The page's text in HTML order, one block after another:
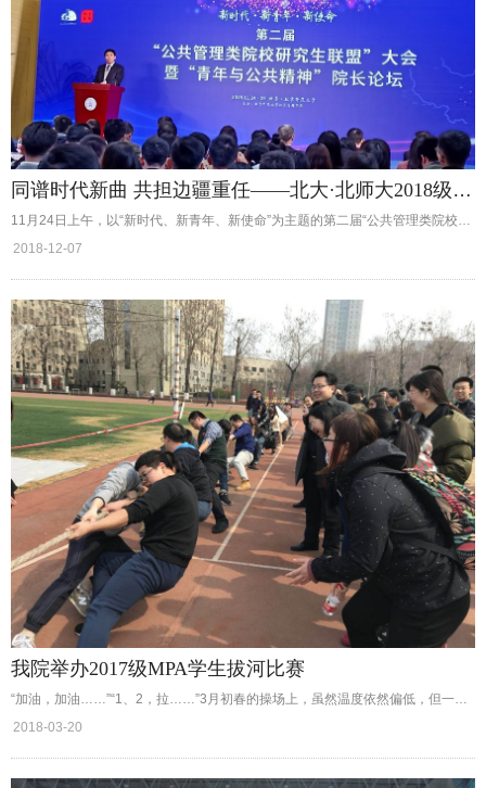
同谱时代新曲 共担边疆重任——北大·北师大2018级MPA新疆班共建活动
11月24日上午，以“新时代、新青年、新使命”为主题的第二届“公共管理类院校研究生联盟”大会，暨“青年与公共精神”院长论坛在北京师范大学昌平校区隆重开幕，来自北京大学、中国人民大学、浙江大学等8所高校的院长及全国30余所高校的近80名青年学者，与北师大学子共话新时代公共管理学科中的青年使命。
2018-12-07
我院举办2017级MPA学生拔河比赛
“加油，加油……”“1、2，拉……”3月初春的操场上，虽然温度依然偏低，但一场激烈的拔河比赛却在如火如荼地进行。为增强MPA学生凝聚力，增进同学之间交流，我院在3月18日中午组织2017级MPA学生进行拔河比赛。其中，MPA1班凭借强大的整体实力，获得拔河比赛第一名。
2018-03-20